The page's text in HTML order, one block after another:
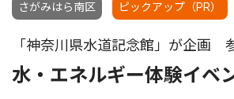
さがみはら南区 ピックアップ（PR）
「神奈川県水道記念館」が企画
水・エネルギー体験イベ